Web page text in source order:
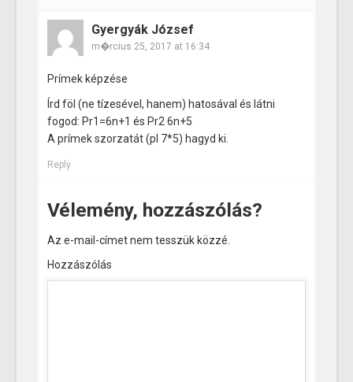
Gyergyák József
m�rcius 25, 2017 at 16:34
Prímek képzése
Írd föl (ne tízesével, hanem) hatosával és látni
fogod: Pr1=6n+1 és Pr2 6n+5
A prímek szorzatát (pl 7*5) hagyd ki.
Reply
Vélemény, hozzászólás?
Az e-mail-címet nem tesszük közzé.
Hozzászólás